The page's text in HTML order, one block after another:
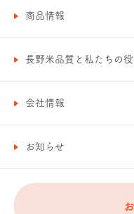
商品情報
長野米品質と私たちの役
会社情報
お知らせ